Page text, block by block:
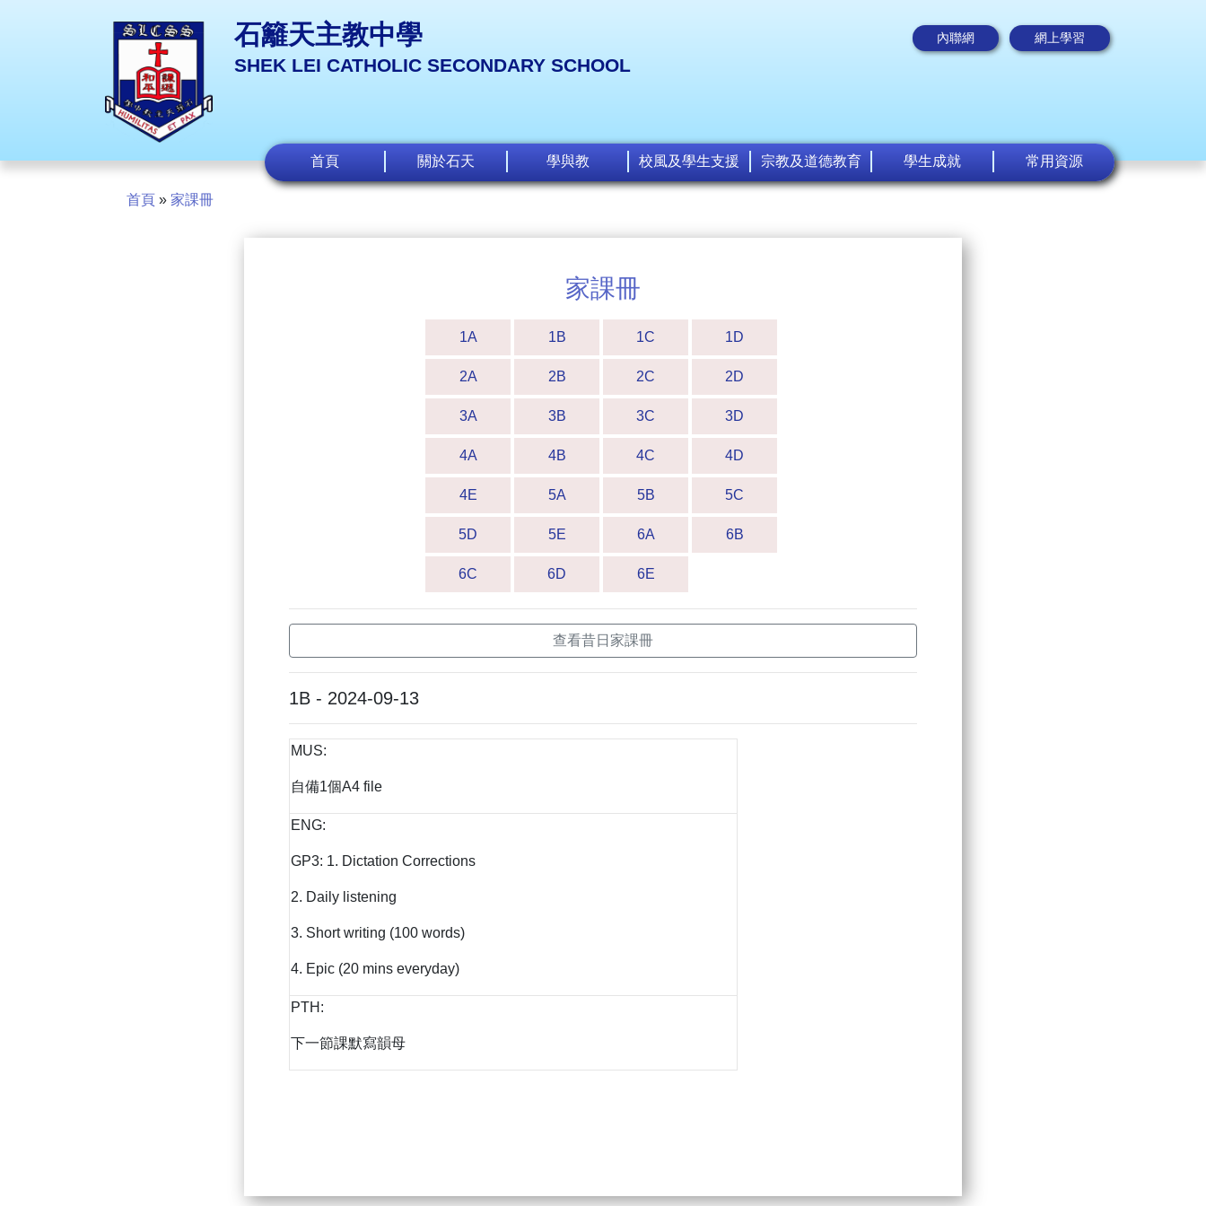
石籬天主教中學
SHEK LEI CATHOLIC SECONDARY SCHOOL
內聯網 網上學習
首頁 關於石天 學與教 校風及學生支援 宗教及道德教育 學生成就 常用資源
首頁 » 家課冊
家課冊
1A 1B 1C 1D
2A 2B 2C 2D
3A 3B 3C 3D
4A 4B 4C 4D
4E 5A 5B 5C
5D 5E 6A 6B
6C 6D 6E
查看昔日家課冊
1B - 2024-09-13
MUS:
自備1個A4 file
ENG:
GP3: 1. Dictation Corrections
2. Daily listening
3. Short writing (100 words)
4. Epic (20 mins everyday)
PTH:
下一節課默寫韻母